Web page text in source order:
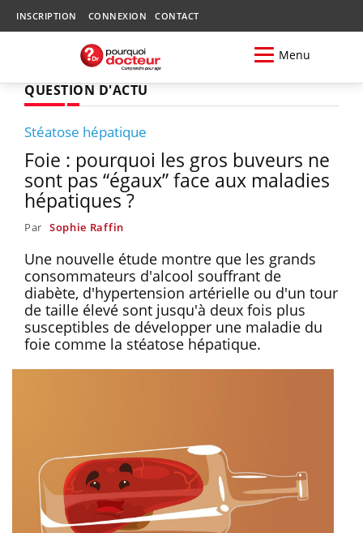
INSCRIPTION CONNEXION CONTACT
Menu
QUESTION D'ACTU
Stéatose hépatique
Foie : pourquoi les gros buveurs ne
sont pas “égaux” face aux maladies
hépatiques ?
Par Sophie Raffin
Une nouvelle étude montre que les grands
consommateurs d'alcool souffrant de
diabète, d'hypertension artérielle ou d'un tour
de taille élevé sont jusqu'à deux fois plus
susceptibles de développer une maladie du
foie comme la stéatose hépatique.